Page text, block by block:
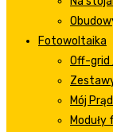
Fotowoltaika
Off-grid
Mój